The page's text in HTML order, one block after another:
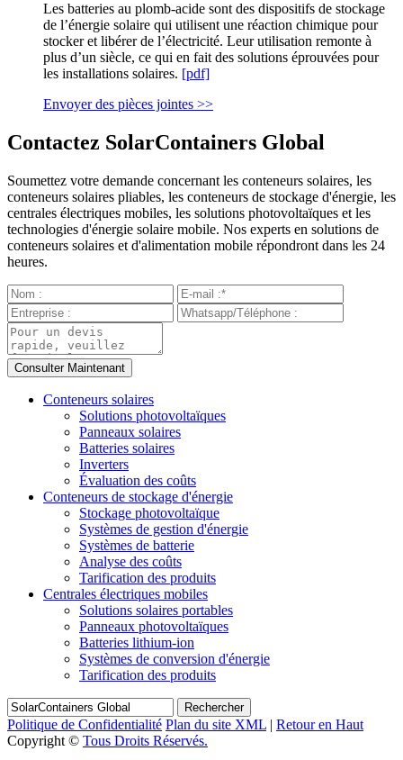
Les batteries au plomb-acide sont des dispositifs de stockage
de l’énergie solaire qui utilisent une réaction chimique pour
stocker et libérer de l’électricité. Leur utilisation remonte à
plus d’un siècle, ce qui en fait des solutions éprouvées pour
les installations solaires. [pdf]
Envoyer des pièces jointes >>
Contactez SolarContainers Global
Soumettez votre demande concernant les conteneurs solaires, les
conteneurs solaires pliables, les conteneurs de stockage d'énergie, les
centrales électriques mobiles, les solutions photovoltaïques et les
technologies d'énergie solaire mobile. Nos experts en solutions de
conteneurs solaires et d'alimentation mobile répondront dans les 24
heures.
Conteneurs solaires
Solutions photovoltaïques
Panneaux solaires
Batteries solaires
Inverters
Évaluation des coûts
Conteneurs de stockage d'énergie
Stockage photovoltaïque
Systèmes de gestion d'énergie
Systèmes de batterie
Analyse des coûts
Tarification des produits
Centrales électriques mobiles
Solutions solaires portables
Panneaux photovoltaïques
Batteries lithium-ion
Systèmes de conversion d'énergie
Tarification des produits
Rechercher
Politique de Confidentialité Plan du site XML | Retour en Haut
Copyright © Tous Droits Réservés.